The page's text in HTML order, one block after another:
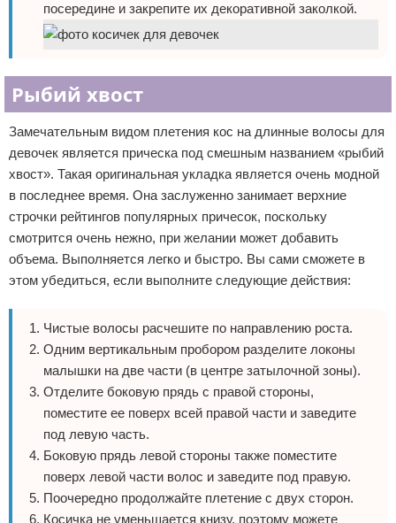
посередине и закрепите их декоративной заколкой.
Рыбий хвост
Замечательным видом плетения кос на длинные волосы для
девочек является прическа под смешным названием «рыбий
хвост». Такая оригинальная укладка является очень модной
в последнее время. Она заслуженно занимает верхние
строчки рейтингов популярных причесок, поскольку
смотрится очень нежно, при желании может добавить
объема. Выполняется легко и быстро. Вы сами сможете в
этом убедиться, если выполните следующие действия:
Чистые волосы расчешите по направлению роста.
Одним вертикальным пробором разделите локоны
малышки на две части (в центре затылочной зоны).
Отделите боковую прядь с правой стороны,
поместите ее поверх всей правой части и заведите
под левую часть.
Боковую прядь левой стороны также поместите
поверх левой части волос и заведите под правую.
Поочередно продолжайте плетение с двух сторон.
Косичка не уменьшается книзу, поэтому можете